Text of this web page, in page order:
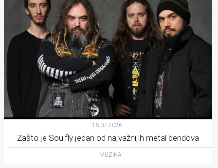
16.07.2026.
Zašto je Soulfly jedan od najvažnijih metal bendova
MUZIKA